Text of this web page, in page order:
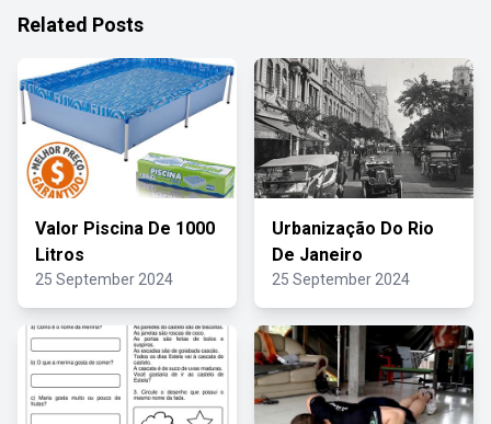
Related Posts
Valor Piscina De 1000
Litros
25 September 2024
Urbanização Do Rio
De Janeiro
25 September 2024